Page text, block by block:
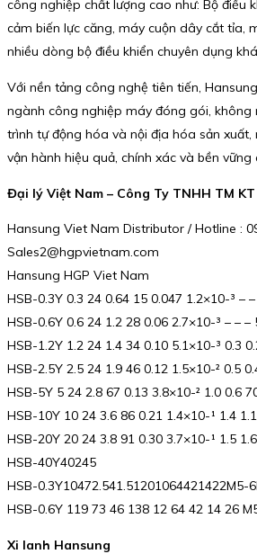
công nghiệp chất lượng cao như: Bộ điều
cảm biến lực căng, máy cuộn dây cắt tỉa,
nhiều dòng bộ điều khiển chuyên dụng
Với nền tảng công nghệ tiên tiến,
ngành công nghiệp máy đóng gói, không
trình tự động hóa và nội địa hóa sản
vận hành hiệu quả, chính xác và bền
Đại lý Việt Nam – Công Ty TNHH TM
Hansung Viet Nam Distributor / Hotline :
Sales2@hgpvietnam.com
Hansung HGP Viet Nam
HSB-0.3Y 0.3 24 0.64 15 0.047 1.2×10-³ –
HSB-0.6Y 0.6 24 1.2 28 0.06 2.7×10-³ – – –
HSB-1.2Y 1.2 24 1.4 34 0.10 5.1×10-³ 0.3
HSB-2.5Y 2.5 24 1.9 46 0.12 1.5×10-² 0.5
HSB-5Y 5 24 2.8 67 0.13 3.8×10-² 1.0 0.6
HSB-10Y 10 24 3.6 86 0.21 1.4×10-¹ 1.4
HSB-20Y 20 24 3.8 91 0.30 3.7×10-¹ 1.5
HSB-40Y40245
HSB-0.3Y10472.541.51201064421422M5-
HSB-0.6Y 119 73 46 138 12 64 42 14 26
Xi lanh Hansung